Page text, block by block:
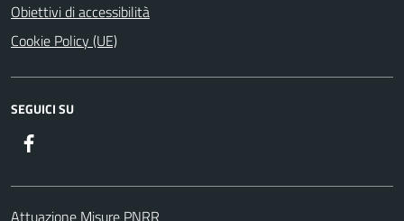
Obiettivi di accessibilità
Cookie Policy (UE)
SEGUICI SU
Attuazione Misure PNRR